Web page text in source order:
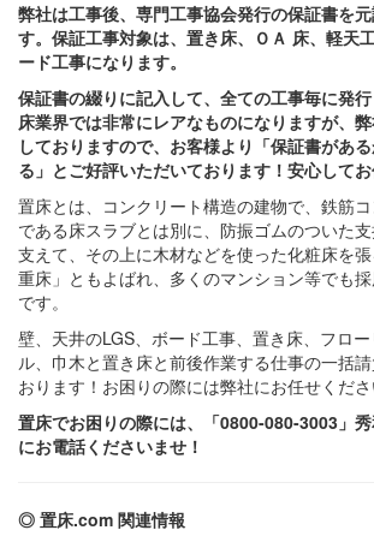
弊社は工事後、専門工事協会発行の保証書を
す。保証工事対象は、置き床、ＯＡ 床、軽天
ード工事になります。
保証書の綴りに記入して、全ての工事毎に発
床業界では非常にレアなものになりますが、
しておりますので、お客様より「保証書があ
る」とご好評いただいております！安心して
置床とは、コンクリート構造の建物で、鉄筋
である床スラブとは別に、防振ゴムのついた
支えて、その上に木材などを使った化粧床を
重床」ともよばれ、多くのマンション等でも
です。
壁、天井のLGS、ボード工事、置き床、フロ
ル、巾木と置き床と前後作業する仕事の一括
おります！お困りの際には弊社にお任せくださ
置床でお困りの際には、「0800-080-3003」
にお電話くださいませ！
◎ 置床.com 関連情報